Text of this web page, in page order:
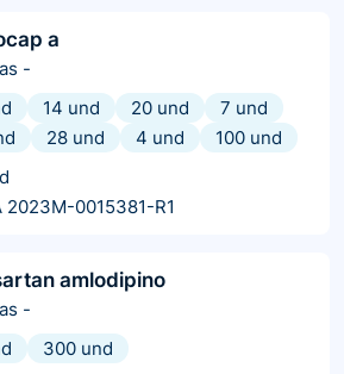
a
-
14 und 20 und
7 und
28 und 4 und
100 und
2023M-0015381-R1
amlodipino
-
300 und